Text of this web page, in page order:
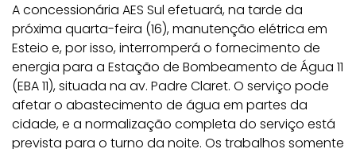
A concessionária AES Sul efetuará, na tarde da
próxima quarta-feira (16), manutenção elétrica em
Esteio e, por isso, interromperá o fornecimento de
energia para a Estação de Bombeamento de Água 11
(EBA 11), situada na av. Padre Claret. O serviço pode
afetar o abastecimento de água em partes da
cidade, e a normalização completa do serviço está
prevista para o turno da noite. Os trabalhos somente